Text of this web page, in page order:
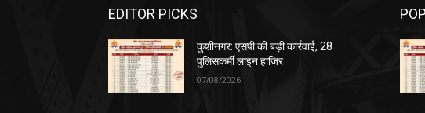
EDITOR PICKS
कुशीनगर: एसपी की बड़ी कार्रवाई, 28
पुलिसकर्मी लाइन हाजिर
07/08/2026